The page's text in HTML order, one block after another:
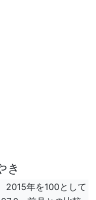
き
2015年を100として